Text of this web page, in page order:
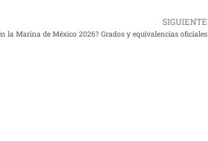
SIGUIENTE
la Marina de México 2026? Grados y equivalencias oficiales